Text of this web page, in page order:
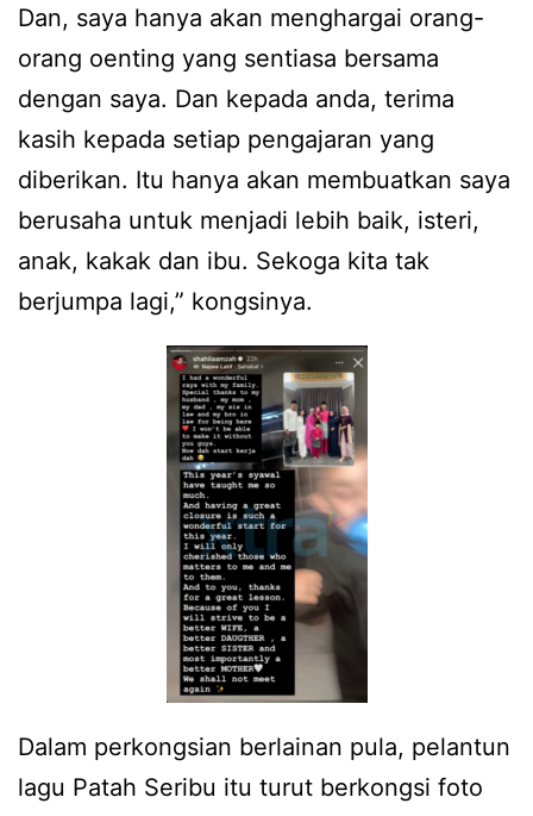
Dan, saya hanya akan menghargai orang-
orang oenting yang sentiasa bersama
dengan saya. Dan kepada anda, terima
kasih kepada setiap pengajaran yang
diberikan. Itu hanya akan membuatkan saya
berusaha untuk menjadi lebih baik, isteri,
anak, kakak dan ibu. Sekoga kita tak
berjumpa lagi,” kongsinya.
Dalam perkongsian berlainan pula, pelantun
lagu Patah Seribu itu turut berkongsi foto